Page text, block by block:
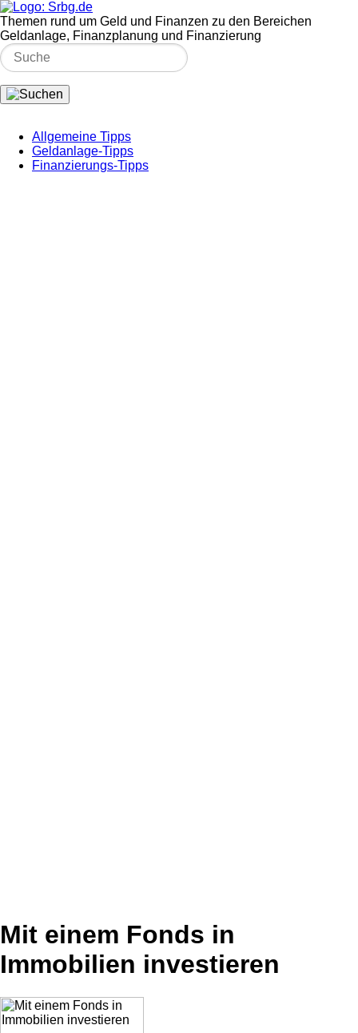
Themen rund um Geld und Finanzen zu den Bereichen
Geldanlage, Finanzplanung und Finanzierung
Allgemeine Tipps
Geldanlage-Tipps
Finanzierungs-Tipps
Mit einem Fonds in
Immobilien investieren